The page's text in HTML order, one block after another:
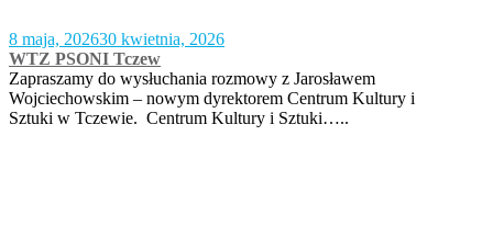
8 maja, 202630 kwietnia, 2026
WTZ PSONI Tczew
Zapraszamy do wysłuchania rozmowy z Jarosławem
Wojciechowskim – nowym dyrektorem Centrum Kultury i
Sztuki w Tczewie. Centrum Kultury i Sztuki…..